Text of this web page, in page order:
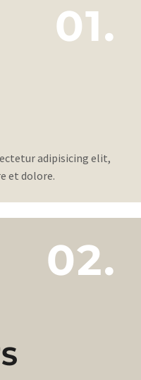
01.
adipisicing elit,
et dolore.
02.